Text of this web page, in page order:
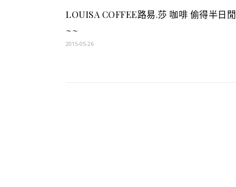
LOUISA COFFEE路易.莎 咖啡 偷得半日閒
~~
2015-05-26